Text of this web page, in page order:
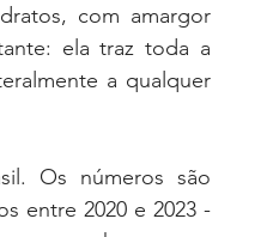
com amargor
ela traz toda a
a qualquer
Os números são
entre 2020 e 2023 -